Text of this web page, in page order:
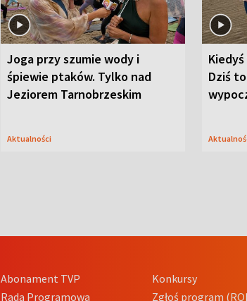
Joga przy szumie wody i
śpiewie ptaków. Tylko nad
Jeziorem Tarnobrzeskim
Aktualności
Dziś
Abonament TVP
Rada Programowa
Konkursy
Zgłoś program